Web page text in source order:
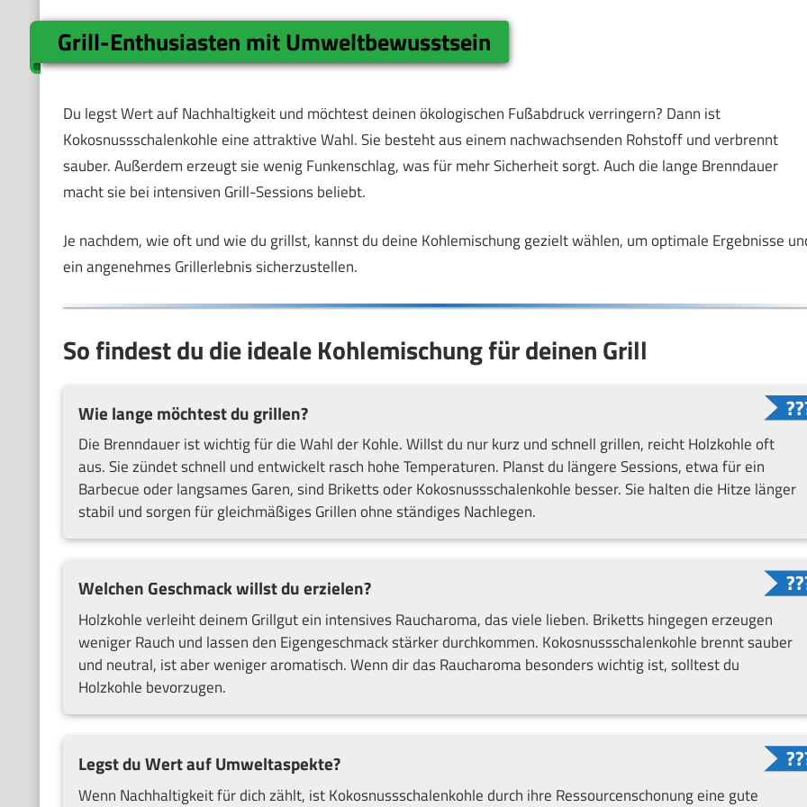
Grill-Enthusiasten mit Umweltbewusstsein
Du legst Wert auf Nachhaltigkeit und möchtest deinen ökologischen Fußabdruck verringern? Dann ist
Kokosnussschalenkohle eine attraktive Wahl. Sie besteht aus einem nachwachsenden Rohstoff und verbrennt
sauber. Außerdem erzeugt sie wenig Funkenschlag, was für mehr Sicherheit sorgt. Auch die lange Brenndauer
macht sie bei intensiven Grill-Sessions beliebt.
Je nachdem, wie oft und wie du grillst, kannst du deine Kohlemischung gezielt wählen, um optimale Ergebnisse
ein angenehmes Grillerlebnis sicherzustellen.
So findest du die ideale Kohlemischung für deinen Grill
Wie lange möchtest du grillen?
Die Brenndauer ist wichtig für die Wahl der Kohle. Willst du nur kurz und schnell grillen, reicht Holzkohle oft
aus. Sie zündet schnell und entwickelt rasch hohe Temperaturen. Planst du längere Sessions, etwa für ein
Barbecue oder langsames Garen, sind Briketts oder Kokosnussschalenkohle besser. Sie halten die Hitze länger
stabil und sorgen für gleichmäßiges Grillen ohne ständiges Nachlegen.
Welchen Geschmack willst du erzielen?
Holzkohle verleiht deinem Grillgut ein intensives Raucharoma, das viele lieben. Briketts hingegen erzeugen
weniger Rauch und lassen den Eigengeschmack stärker durchkommen. Kokosnussschalenkohle brennt sauber
und neutral, ist aber weniger aromatisch. Wenn dir das Raucharoma besonders wichtig ist, solltest du
Holzkohle bevorzugen.
Legst du Wert auf Umweltaspekte?
Wenn Nachhaltigkeit für dich zählt, ist Kokosnussschalenkohle durch ihre Ressourcenschonung eine gute